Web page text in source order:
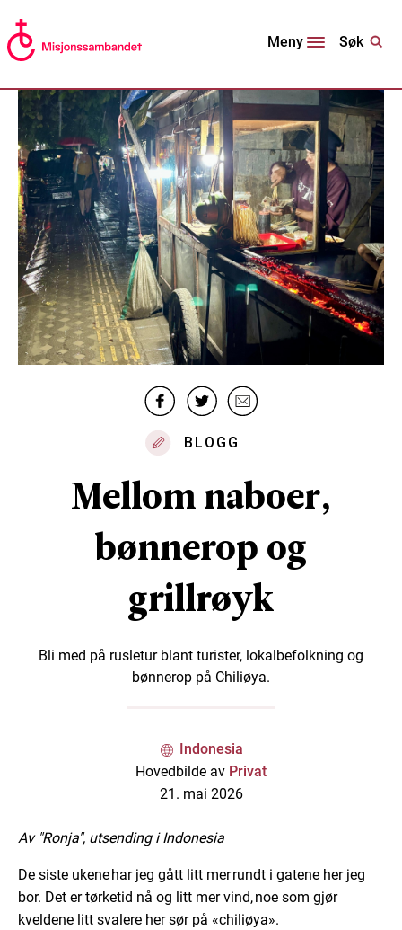
Meny Søk
BLOGG
Mellom naboer,
bønnerop og
grillrøyk
Bli med på rusletur blant turister, lokalbefolkning og
bønnerop på Chiliøya.
Indonesia
Hovedbilde av Privat
21. mai 2026
Av "Ronja", utsending i Indonesia
De siste ukene har jeg gått litt mer rundt i gatene her jeg
bor. Det er tørketid nå og litt mer vind, noe som gjør
kveldene litt svalere her sør på «chiliøya».